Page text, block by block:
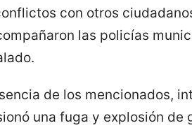
con otros
las policías
de los mencionados,
una fuga y explosión de